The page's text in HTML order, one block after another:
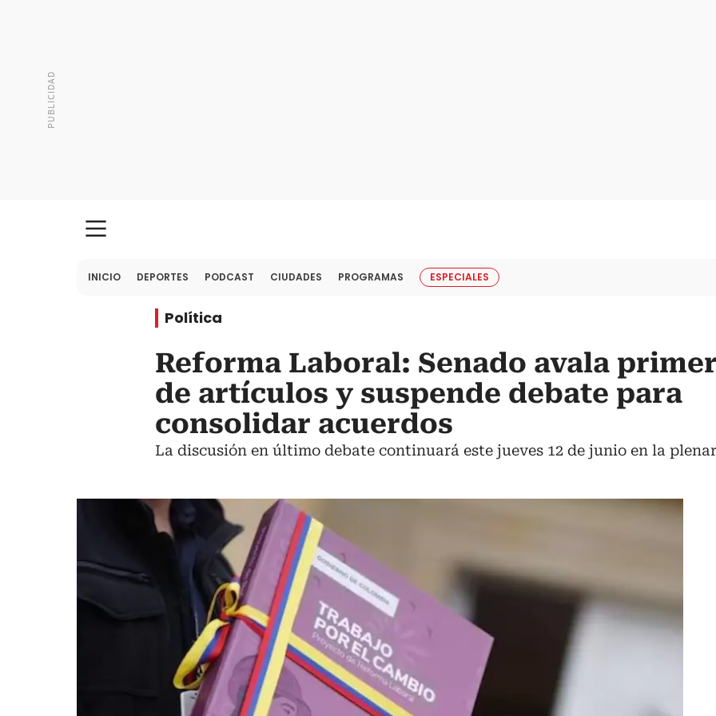
INICIO DEPORTES PODCAST CIUDADES PROGRAMAS ESPECIALES
Política
Reforma Laboral: Senado avala
de artículos y suspende debate para
consolidar acuerdos
La discusión en último debate continuará este jueves 12 de junio en la